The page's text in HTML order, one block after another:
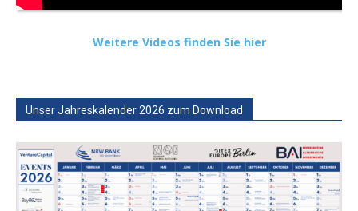
Weitere Videos finden Sie hier
Unser Jahreskalender 2026 zum Download